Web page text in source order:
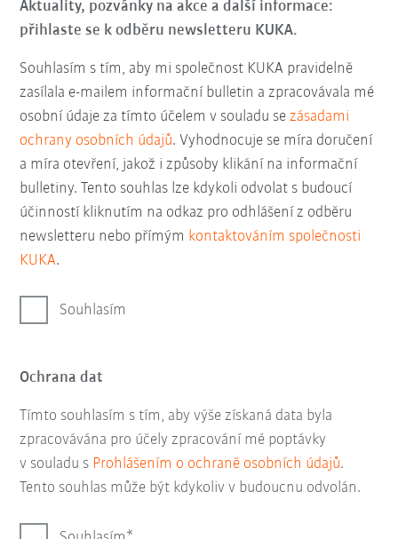
Aktuality, pozvánky na akce a další informace:
přihlaste se k odběru newsletteru KUKA.
Souhlasím s tím, aby mi společnost KUKA pravidelně
zasílala e-mailem informační bulletin a zpracovávala mé
osobní údaje za tímto účelem v souladu sezásadami
ochrany osobních údajů. Vyhodnocuje se míra doručení
a míra otevření, jakož i způsoby klikání na informační
bulletiny. Tento souhlas lze kdykoli odvolat s budoucí
účinností kliknutím na odkaz pro odhlášení z odběru
newsletteru nebo přímým kontaktováním společnosti
KUKA.
Souhlasím
Ochrana dat
Tímto souhlasím s tím, aby výše získaná data byla
zpracovávána pro účely zpracování mé poptávky
v souladu s Prohlášením o ochraně osobních údajů.
Tento souhlas může být kdykoliv v budoucnu odvolán.